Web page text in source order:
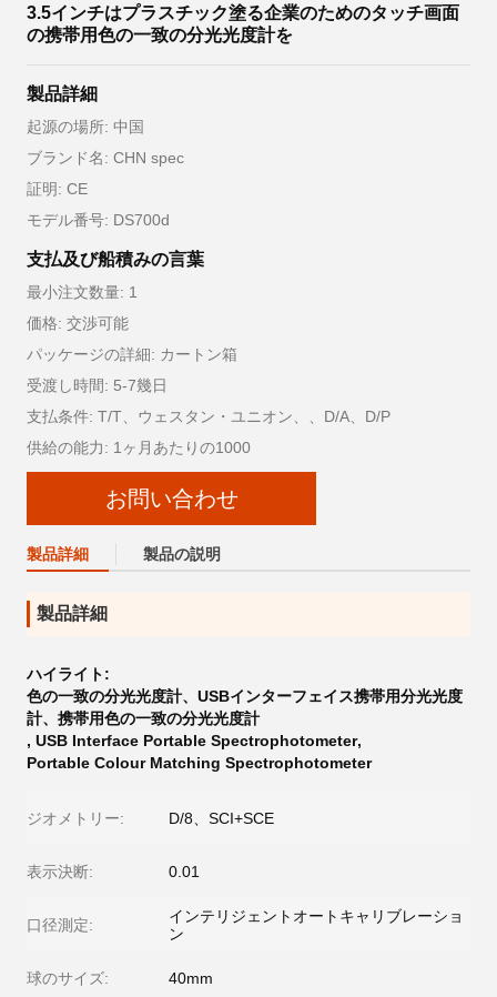
3.5インチはプラスチック塗る企業のためのタッチ画面
の携帯用色の一致の分光光度計を
製品詳細
起源の場所: 中国
ブランド名: CHN spec
証明: CE
モデル番号: DS700d
支払及び船積みの言葉
最小注文数量: 1
価格: 交渉可能
パッケージの詳細: カートン箱
受渡し時間: 5-7幾日
支払条件: T/T、ウェスタン・ユニオン、、D/A、D/P
供給の能力: 1ヶ月あたりの1000
お問い合わせ
製品詳細 製品の説明
製品詳細
ハイライト:
色の一致の分光光度計、USBインターフェイス携帯用分光光度
計、携帯用色の一致の分光光度計
, USB Interface Portable Spectrophotometer,
Portable Colour Matching Spectrophotometer
ジオメトリー: D/8、SCI+SCE
表示決断: 0.01
口径測定:
インテリジェントオートキャリブレーショ
ン
球のサイズ: 40mm